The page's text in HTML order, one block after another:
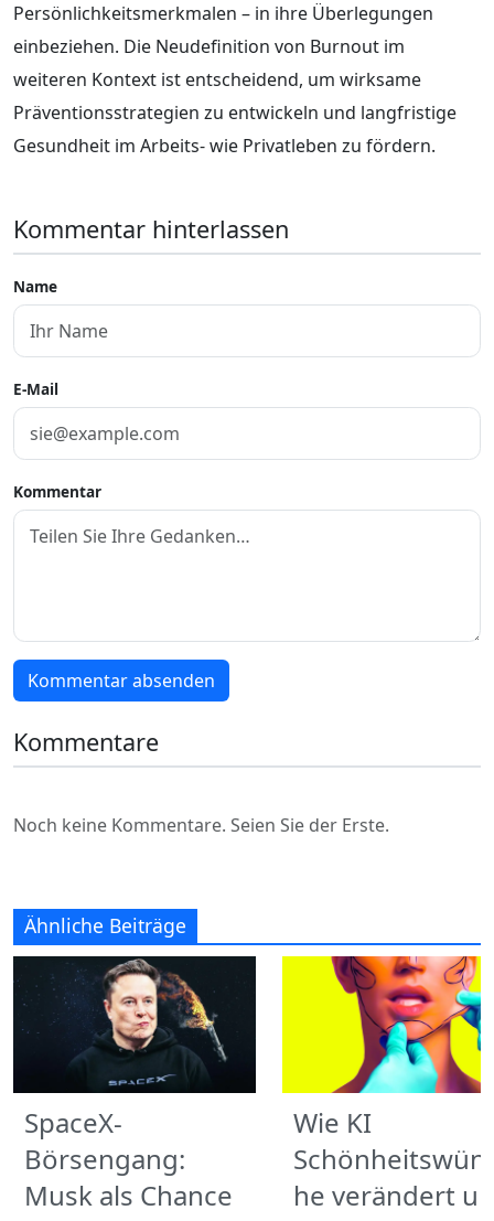
Persönlichkeitsmerkmalen – in ihre Überlegungen
einbeziehen. Die Neudefinition von Burnout im
weiteren Kontext ist entscheidend, um wirksame
Präventionsstrategien zu entwickeln und langfristige
Gesundheit im Arbeits- wie Privatleben zu fördern.
Kommentar hinterlassen
Name
E-Mail
Kommentar
Kommentar absenden
Kommentare
Noch keine Kommentare. Seien Sie der Erste.
Ähnliche Beiträge
SpaceX-
Börsengang:
Musk als Chance
Wie KI
he verändert